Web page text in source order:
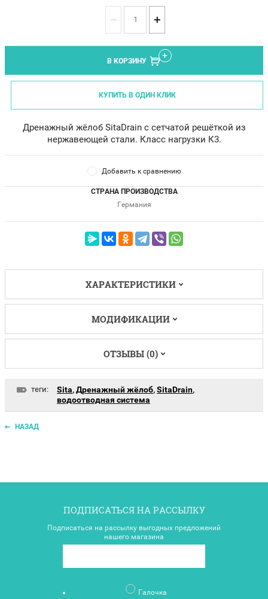
− +
В КОРЗИНУ
КУПИТЬ В ОДИН КЛИК
Дренажный жёлоб SitaDrain с сетчатой решёткой из
нержавеющей стали. Класс нагрузки К3.
Добавить к сравнению
СТРАНА ПРОИЗВОДСТВА
Германия
ХАРАКТЕРИСТИКИ
МОДИФИКАЦИИ
ОТЗЫВЫ (0)
теги: Sita,Дренажный жёлоб,SitaDrain,
водоотводная система
НАЗАД
ПОДПИСАТЬСЯ НА РАССЫЛКУ
Подписаться на рассылку выгодных предложений
нашего магазина
Галочка